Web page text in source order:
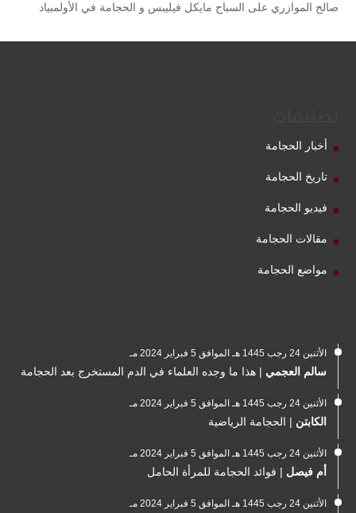
صالح الموازري على السباح مايكل فيليبس و الحجامة في الأولمبياد
أخبار الحجامة
تاريخ الحجامة
فيديو الحجامة
مقالات الحجامة
مواضع الحجامة
الأثنين 24 رجب 1445 هـ الموافق 5 فبراير 2024 مـ
سالم العجمي | هذا ما وجده العلماء في الدم المستخرج بعد الحجامة
الأثنين 24 رجب 1445 هـ الموافق 5 فبراير 2024 مـ
الكابتن | الحجامة الرياضية
الأثنين 24 رجب 1445 هـ الموافق 5 فبراير 2024 مـ
أم فيصل | فوائد الحجامة للمرأة الحامل
الأثنين 24 رجب 1445 هـ الموافق 5 فبراير 2024 مـ